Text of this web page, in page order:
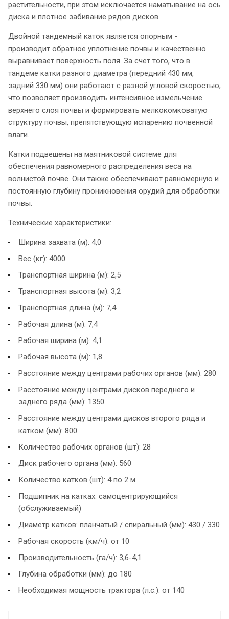
растительности, при этом исключается наматывание на ось
диска и плотное забивание рядов дисков.
Двойной тандемный каток является опорным -
производит обратное уплотнение почвы и качественно
выравнивает поверхность поля. За счет того, что в
тандеме катки разного диаметра (передний 430 мм,
задний 330 мм) они работают с разной угловой скоростью,
что позволяет производить интенсивное измельчение
верхнего слоя почвы и формировать мелкокомковатую
структуру почвы, препятствующую испарению почвенной
влаги.
Катки подвешены на маятниковой системе для
обеспечения равномерного распределения веса на
волнистой почве. Они также обеспечивают равномерную и
постоянную глубину проникновения орудий для обработки
почвы.
Технические характеристики:
Ширина захвата (м): 4,0
Вес (кг): 4000
Транспортная ширина (м): 2,5
Транспортная высота (м): 3,2
Транспортная длина (м): 7,4
Рабочая длина (м): 7,4
Рабочая ширина (м): 4,1
Рабочая высота (м): 1,8
Расстояние между центрами рабочих органов (мм): 280
Расстояние между центрами дисков переднего и
заднего ряда (мм): 1350
Расстояние между центрами дисков второго ряда и
катком (мм): 800
Количество рабочих органов (шт): 28
Диск рабочего органа (мм): 560
Количество катков (шт): 4 по 2 м
Подшипник на катках: самоцентрирующийся
(обслуживаемый)
Диаметр катков: планчатый / спиральный (мм): 430 / 330
Рабочая скорость (км/ч): от 10
Производительность (га/ч): 3,6-4,1
Глубина обработки (мм): до 180
Необходимая мощность трактора (л.с.): от 140